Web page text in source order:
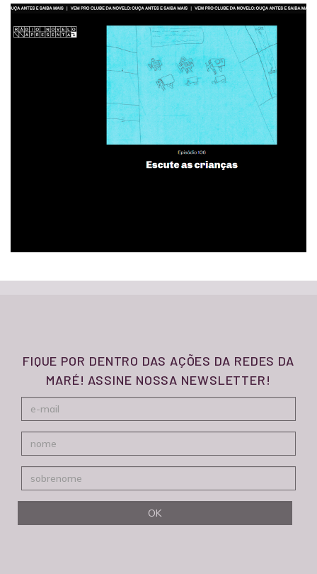
FIQUE POR DENTRO DAS AÇÕES DA REDES DA
MARÉ! ASSINE NOSSA NEWSLETTER!